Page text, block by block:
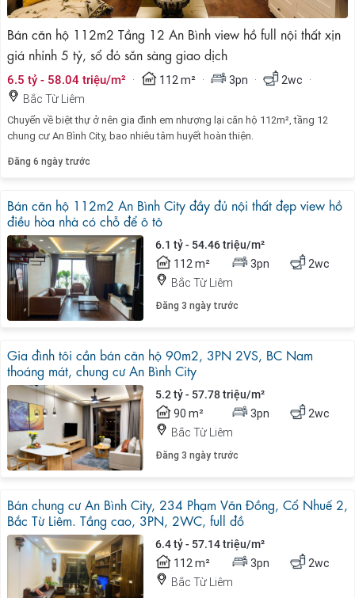
Bán căn hộ 112m2 Tầng 12 An Bình view hồ full nội thất xịn
giá nhỉnh 5 tỷ, sổ đỏ sẵn sàng giao dịch
6.5 tỷ - 58.04 triệu/m² · 112 m² · 3pn · 2wc ·
Bắc Từ Liêm
Chuyển về biệt thự ở nên gia đình em nhượng lại căn hộ 112m², tầng 12
chung cư An Bình City, bao nhiêu tâm huyết hoàn thiện.
Đăng 6 ngày trước
Bán căn hộ 112m2 An Bình City đầy đủ nội thất đẹp view hồ
điều hòa nhà có chỗ để ô tô
6.1 tỷ - 54.46 triệu/m²
112 m²
3pn
2wc
Bắc Từ Liêm
Đăng 3 ngày trước
Gia đình tôi cần bán căn hộ 90m2, 3PN 2VS, BC Nam
thoáng mát, chung cư An Bình City
5.2 tỷ - 57.78 triệu/m²
90 m²
3pn
2wc
Bắc Từ Liêm
Đăng 3 ngày trước
Bán chung cư An Bình City, 234 Phạm Văn Đồng, Cổ Nhuế 2,
Bắc Từ Liêm. Tầng cao, 3PN, 2WC, full đồ
6.4 tỷ - 57.14 triệu/m²
112 m²
3pn
2wc
Bắc Từ Liêm